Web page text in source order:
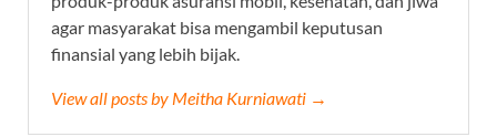
agar masyarakat bisa mengambil keputusan
finansial yang lebih bijak.
View all posts by Meitha Kurniawati →